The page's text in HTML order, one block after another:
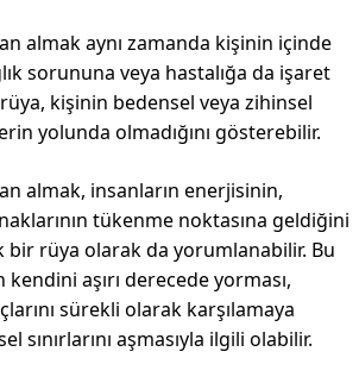
almak aynı zamanda kişinin içinde
sorununa veya hastalığa da işaret
kişinin bedensel veya zihinsel
yolunda olmadığını gösterebilir.
almak, insanların enerjisinin,
tükenme noktasına geldiğini
rüya olarak da yorumlanabilir. Bu
aşırı derecede yorması,
sürekli olarak karşılamaya
sınırlarını aşmasıyla ilgili olabilir.